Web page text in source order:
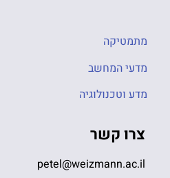
מתמטיקה
מדעי המחשב
מדע וטכנולוגיה
צרו קשר
petel@weizmann.ac.il